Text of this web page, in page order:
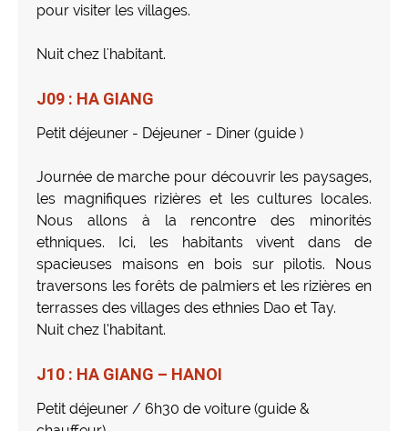
pour visiter les villages.
Nuit chez l'habitant.
J09 : HA GIANG
Petit déjeuner - Déjeuner - Diner (guide )
Journée de marche pour découvrir les paysages,
les magnifiques rizières et les cultures locales.
Nous allons à la rencontre des minorités
ethniques. Ici, les habitants vivent dans de
spacieuses maisons en bois sur pilotis. Nous
traversons les forêts de palmiers et les rizières en
terrasses des villages des ethnies Dao et Tay.
Nuit chez l’habitant.
J10 : HA GIANG – HANOI
Petit déjeuner / 6h30 de voiture (guide &